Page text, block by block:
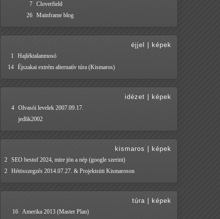
7 Cloverfield
26 Mainframe blog
éjjel képek
1
Hajléktalanmosó
14 Éjszakai extrém alternatív túra (Kismaros)
idézet képek
4 Olvasói levelek 2007.09.17.
jedlik2002
kismaros képek
2 SEO bestof 2024, mire jön a nép (google szerint)
2 Hétösszegzés 2014.07.27. & Projektsüti Kismaroson
túra képek
16 Amerika 2013 (Master Plan)